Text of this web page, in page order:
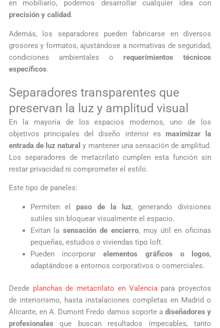
en mobiliario, podemos desarrollar cualquier idea con
precisión y calidad.
Además, los separadores pueden fabricarse en diversos
grosores y formatos, ajustándose a normativas de seguridad,
condiciones ambientales orequerimientos técnicos
específicos.
Separadores transparentes que
preservan la luz y amplitud visual
En la mayoría de los espacios modernos, uno de los
objetivos principales del diseño interior es maximizar la
entrada de luz natural y mantener una sensación de amplitud.
Los separadores de metacrilato cumplen esta función sin
restar privacidad ni comprometer el estilo.
Este tipo de paneles:
Permiten el paso de la luz, generando divisiones
sutiles sin bloquear visualmente el espacio.
Evitan la sensación de encierro, muy útil en oficinas
pequeñas, estudios o viviendas tipo loft.
Pueden incorporarelementos gráficos o logos,
adaptándose a entornos corporativos o comerciales.
Desde planchas de metacrilato en Valencia para proyectos
de interiorismo, hasta instalaciones completas en Madrid o
Alicante, en A. Dumont Fredo damos soporte a diseñadores y
profesionalesque buscan resultados impecables, tanto